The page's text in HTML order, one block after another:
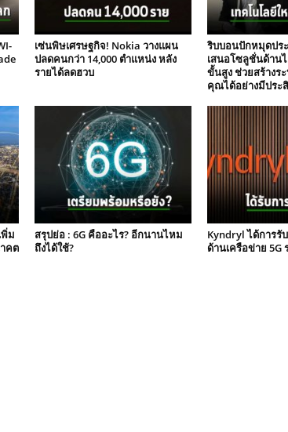
เซ่นพิษเศรษฐกิจ! Nokia วางแผน
ปลดคนกว่า 14,000 ตำแหน่ง หลัง
รายได้ลดฮวบ
ริบบอนปักหมุดปร
เสนอโซลูชั่นด้าน
ขั้นสูง ช่วยสร้างร
คุณได้อย่างมีประ
พิ่ม
คต
สรุปย่อ : 6G คืออะไร? อีกนานไหม
ถึงได้ใช้?
Kyndryl ได้การรั
ด้านเครือข่าย 5G